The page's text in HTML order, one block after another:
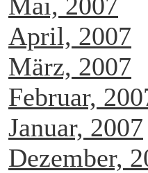
April, 2007
März, 2007
Februar,
Januar, 2007
Dezember,